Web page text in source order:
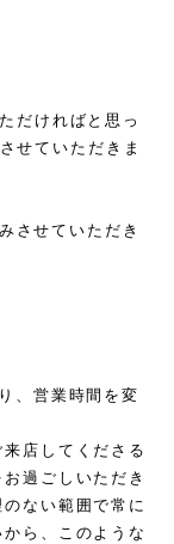
だければと思っ
せていただきま
させていただき
、営業時間を変
店してくださる
過ごしいただき
ない範囲で常に
ら、このような